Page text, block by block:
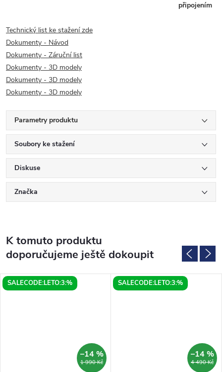
připojením
Technický list ke stažení zde
Dokumenty - Návod
Dokumenty - Záruční list
Dokumenty - 3D modely
Dokumenty - 3D modely
Dokumenty - 3D modely
Parametry produktu
Soubory ke stažení
Diskuse
Značka
K tomuto produktu
doporučujeme ještě dokoupit
SALECODE:LETO:3:%
1 990 Kč
–14 %
SALECODE:LETO:3:%
4 490 Kč
–14 %